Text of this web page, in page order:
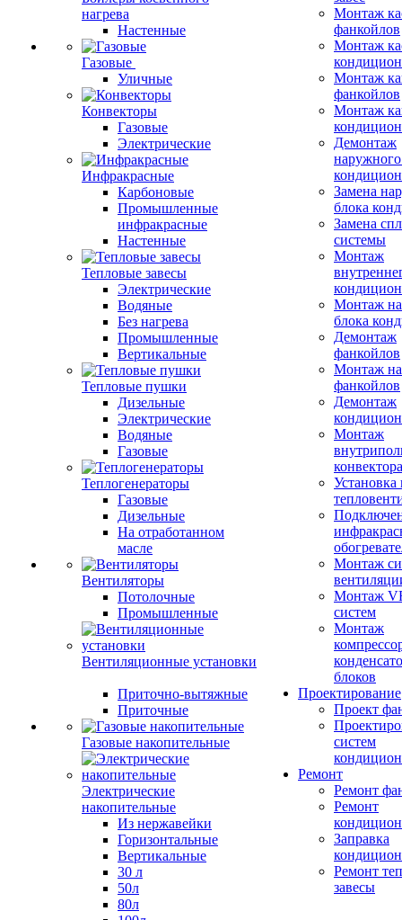
нагрева
Настенные
Газовые
Уличные
Конвекторы
Газовые
Электрические
Инфракрасные
Карбоновые
Промышленные
инфракрасные
Настенные
Тепловые завесы
Электрические
Водяные
Без нагрева
Промышленные
Вертикальные
Тепловые пушки
Дизельные
Электрические
Водяные
Газовые
Теплогенераторы
Газовые
Дизельные
На отработанном
масле
Вентиляторы
Потолочные
Промышленные
Вентиляционные установки
Приточно-вытяжные
Приточные
Газовые накопительные
Электрические
накопительные
Из нержавейки
Горизонтальные
Вертикальные
30 л
50л
80л
Монтаж
фанкойлов
Монтаж
Монтаж
фанкойлов
Монтаж
Демонтаж
Замена
блока
Замена
системы
Монтаж
Монтаж
блока
Демонтаж
фанкойлов
Монтаж
фанкойлов
Демонтаж
Монтаж
конвектора
Установка
Монтаж
Монтаж
систем
Монтаж
блоков
Проектирование
Проект
систем
Ремонт
Ремонт
Ремонт
Заправка
Ремонт
завесы